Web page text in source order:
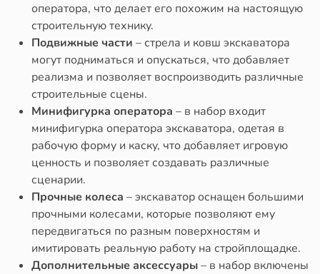
оператора, что делает его похожим на настоящую
строительную технику.
Подвижные части – стрела и ковш экскаватора
могут подниматься и опускаться, что добавляет
реализма и позволяет воспроизводить различные
строительные сцены.
Минифигурка оператора – в набор входит
минифигурка оператора экскаватора, одетая в
рабочую форму и каску, что добавляет игровую
ценность и позволяет создавать различные
сценарии.
Прочные колеса – экскаватор оснащен большими
прочными колесами, которые позволяют ему
передвигаться по разным поверхностям и
имитировать реальную работу на стройплощадке.
Дополнительные аксессуары– в набор включены